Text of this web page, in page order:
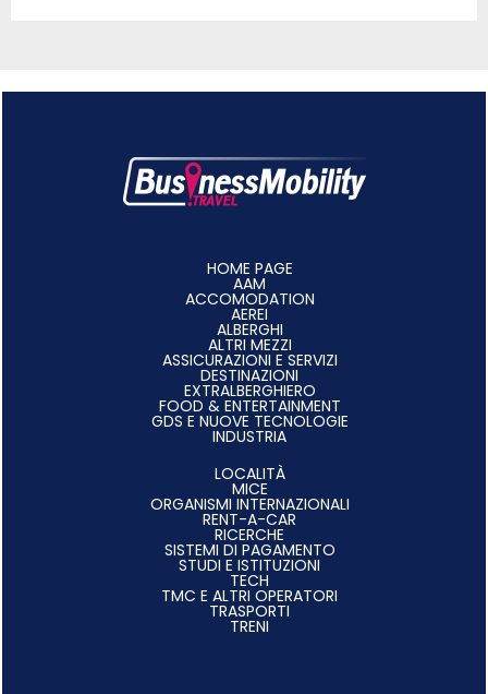
HOME PAGE
AAM
ACCOMODATION
AEREI
ALBERGHI
ALTRI MEZZI
ASSICURAZIONI E SERVIZI
DESTINAZIONI
EXTRALBERGHIERO
FOOD & ENTERTAINMENT
GDS E NUOVE TECNOLOGIE
INDUSTRIA
LOCALITÀ
MICE
ORGANISMI INTERNAZIONALI
RENT-A-CAR
RICERCHE
SISTEMI DI PAGAMENTO
STUDI E ISTITUZIONI
TECH
TMC E ALTRI OPERATORI
TRASPORTI
TRENI